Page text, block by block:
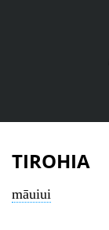
TIROHIA
māuiui